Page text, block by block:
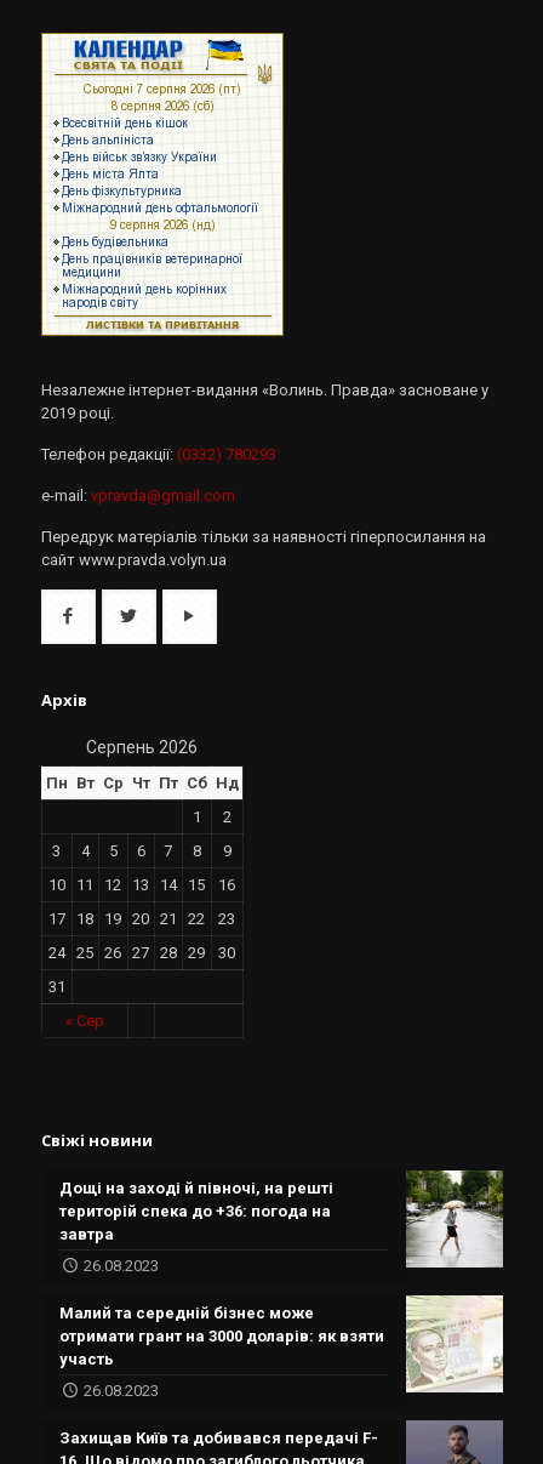
Незалежне інтернет-видання «Волинь. Правда» засноване у
2019 році.
Телефон редакції: (0332) 780293
e-mail: vpravda@gmail.com
Передрук матеріалів тільки за наявності гіперпосилання на
сайт www.pravda.volyn.ua
Архів
Серпень 2026
Пн Вт Ср Чт Пт Сб Нд
« Сер
1
2
3
4 5 6 7 8
9
10
11 12 13 14 15
16
17
18 19 20 21 22
23
24
25 26 27 28 29
30
31
Свіжі новини
Дощі на заході й півночі, на решті
територій спека до +36: погода на
завтра
26.08.2023
Малий та середній бізнес може
отримати грант на 3000 доларів: як взяти
участь
26.08.2023
Захищав Київ та добивався передачі F-